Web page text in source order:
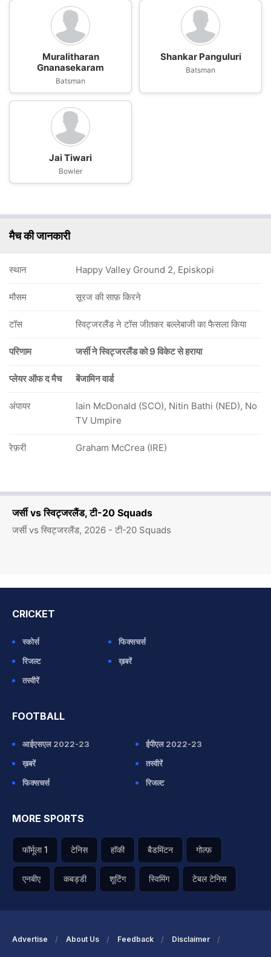
जर्सी vs स्विट्जरलैंड, टी-20 Squads
जर्सी vs स्विट्जरलैंड, 2026 - टी-20 Squads
Muralitharan
Gnanasekaram
Batsman
Shankar Panguluri
Batsman
Jai Tiwari
Bowler
मैच की जानकारी
स्थान Happy Valley Ground 2, Episkopi
मौसम सूरज की साफ़ किरने
टॉस स्विट्जरलैंड ने टॉस जीतकर बल्लेबाजी का फैसला किया
परिणाम जर्सी ने स्विट्जरलैंड को 9 विकेट से हराया
प्लेयर ऑफ द मैच बेंजामिन वार्ड
अंपायर
Iain McDonald (SCO), Nitin Bathi (NED), No
TV Umpire
रेफ़री Graham McCrea (IRE)
CRICKET
स्कोर्स
फिक्सचर्स
रिजल्ट
ख़बरें
तस्वीरें
FOOTBALL
आईएसएल 2022-23
ईपीएल 2022-23
ख़बरें
तस्वीरें
फिक्सचर्स
रिजल्ट
MORE SPORTS
फॉर्मूला 1 टेनिस हॉकी बैडमिंटन गोल्फ़
एनबीए कबड्डी शूटिंग स्विमिंग टेबल टेनिस
Advertise About Us Feedback Disclaimer